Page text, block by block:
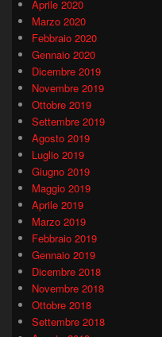
Aprile 2020
Marzo 2020
Febbraio 2020
Gennaio 2020
Dicembre 2019
Novembre 2019
Ottobre 2019
Settembre 2019
Agosto 2019
Luglio 2019
Giugno 2019
Maggio 2019
Aprile 2019
Marzo 2019
Febbraio 2019
Gennaio 2019
Dicembre 2018
Novembre 2018
Ottobre 2018
Settembre 2018